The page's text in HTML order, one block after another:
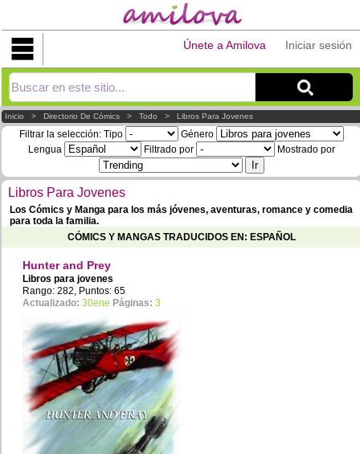
Iniciar sesión
Únete a Amilova
Inicio >Directorio De Cómics >Todo >Libros Para Jovenes
Filtrar la selección: Tipo
Género
Lengua
Filtrado por Mostrado por
Libros Para Jovenes
Los Cómics y Manga para los más jóvenes, aventuras, romance y comedia
para toda la familia.
CÓMICS Y MANGAS TRADUCIDOS EN: ESPAÑOL
Hunter and Prey
Libros para jovenes
Rango: 282, Puntos: 65
Actualizado: 30ene Páginas: 3